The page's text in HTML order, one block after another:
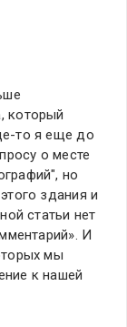
который
то я еще до
о месте
но
здания и
статьи нет
И
мы
к нашей